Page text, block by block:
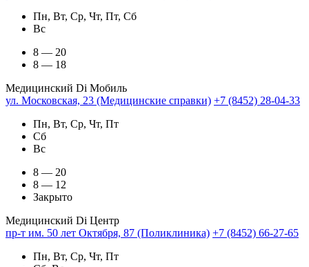
Пн, Вт, Ср, Чт, Пт, Сб
Вс
8 — 20
8 — 18
Медицинский Di Мобиль
ул. Московская, 23 (Медицинские справки) +7 (8452) 28-04-33
Пн, Вт, Ср, Чт, Пт
Сб
Вс
8 — 20
8 — 12
Закрыто
Медицинский Di Центр
пр-т им. 50 лет Октября, 87 (Поликлиника) +7 (8452) 66-27-65
Пн, Вт, Ср, Чт, Пт